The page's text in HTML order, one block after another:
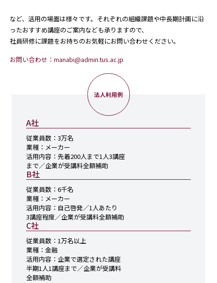
など、活用の場面は様々です。それぞれの組織課題や中長期計画に沿
ったおすすめ講座のご案内なども承りますので、
社員研修に課題をお持ちのお気軽にお問い合わせください。
お問い合わせ：manabi@admin.tus.ac.jp
A社
従業員数： 3万名
業種： メーカー
活用内容： 先着200人まで1人3講座
まで／企業が受講料全額補助
B社
従業員数： 6千名
業種： メーカー
活用内容： 自己啓発／1人あたり
3講座程度／企業が受講料全額補助
C社
従業員数： 1万名以上
業種： 金融
活用内容： 企業で選定された講座
半期1人1講座まで／企業が受講料
全額補助